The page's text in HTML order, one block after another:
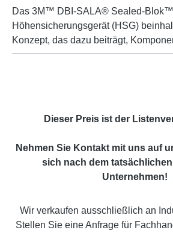
Das 3M™ DBI-SALA® Sealed-Blok™
Höhensicherungsgerät (HSG)
Konzept, das dazu beiträgt,
Dieser Preis ist der
Nehmen Sie Kontakt mit uns auf
sich nach dem
Unternehmen!
Wir verkaufen ausschließlich an
Stellen Sie eine Anfrage für